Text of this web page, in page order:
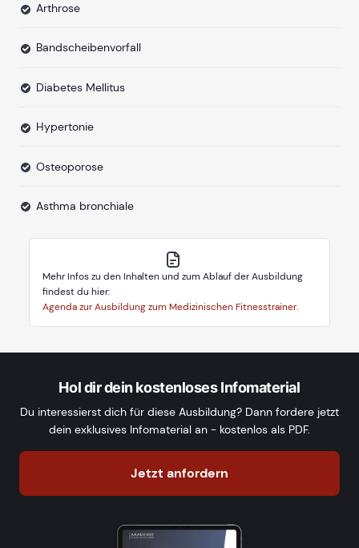
Arthrose
Bandscheibenvorfall
Diabetes Mellitus
Hypertonie
Osteoporose
Asthma bronchiale
Mehr Infos zu den Inhalten und zum Ablauf der Ausbildung
findest du hier:
Agenda zur Ausbildung zum Medizinischen Fitnesstrainer.
Hol dir dein kostenloses Infomaterial
Du interessierst dich für diese Ausbildung? Dann fordere jetzt
dein exklusives Infomaterial an - kostenlos als PDF.
Jetzt anfordern